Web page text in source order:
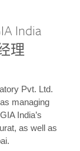
India
理
Pvt. Ltd.
managing
India’s
as well as